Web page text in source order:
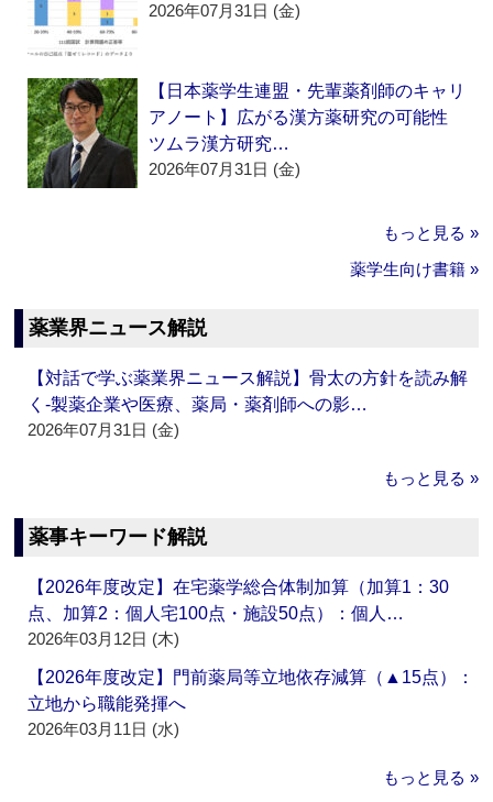
2026年07月31日 (金)
【日本薬学生連盟・先輩薬剤師のキャリ
アノート】広がる漢方薬研究の可能性
ツムラ漢方研究…
2026年07月31日 (金)
もっと見る »
薬学生向け書籍 »
薬業界ニュース解説
【対話で学ぶ薬業界ニュース解説】骨太の方針を読み解
く‐製薬企業や医療、薬局・薬剤師への影…
2026年07月31日 (金)
もっと見る »
薬事キーワード解説
【2026年度改定】在宅薬学総合体制加算（加算1：30
点、加算2：個人宅100点・施設50点）：個人…
2026年03月12日 (木)
【2026年度改定】門前薬局等立地依存減算（▲15点）：
立地から職能発揮へ
2026年03月11日 (水)
もっと見る »